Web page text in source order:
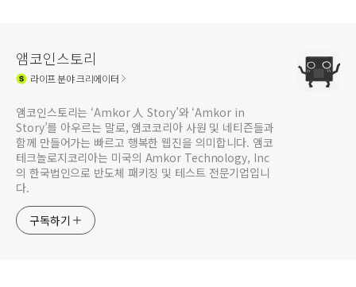
앰코인스토리
라이프분야 크리에이터
앰코인스토리는 ‘Amkor 人 Story’와 ‘Amkor in
Story’를 아우르는 말로, 앰코코리아 사원 및 네티즌들과
함께 만들어가는 빠르고 행복한 웹진을 의미합니다. 앰코
테크놀로지코리아는 미국의 Amkor Technology, Inc
의 한국법인으로 반도체 패키징 및 테스트 전문기업입니
다.
구독하기